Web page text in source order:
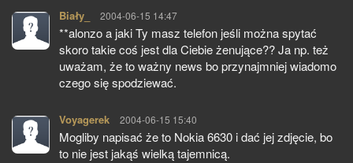
Biały_ pisze:
2004-06-15 14:47
**alonzo a jaki Ty masz telefon jeśli można spytać
skoro takie coś jest dla Ciebie żenujące?? Ja np. też
uważam, że to ważny news bo przynajmniej wiadomo
czego się spodziewać.
Voyagerek pisze:
2004-06-15 15:40
Mogliby napisać że to Nokia 6630 i dać jej zdjęcie, bo
to nie jest jakąś wielką tajemnicą.